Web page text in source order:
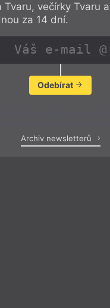
Tvaru, večírky Tvaru
za 14 dní.
Odebírat
Archiv newsletterů